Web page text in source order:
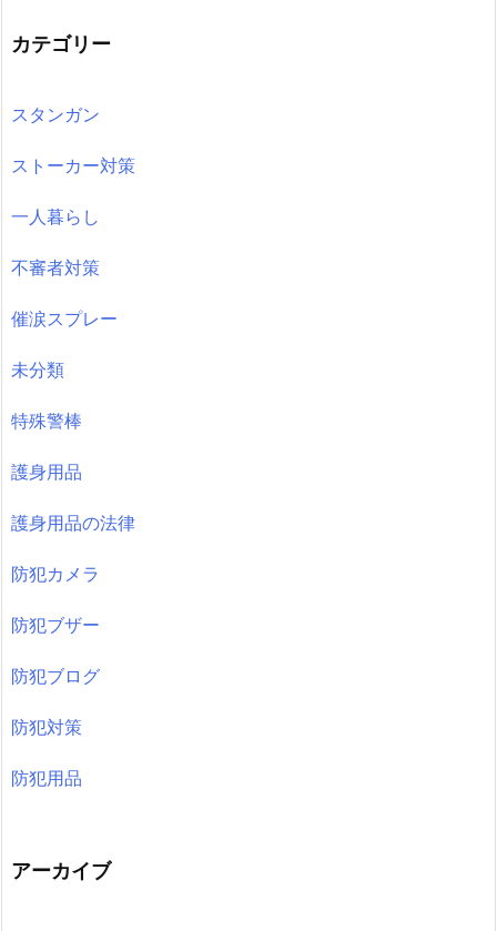
カテゴリー
スタンガン
ストーカー対策
一人暮らし
不審者対策
催涙スプレー
未分類
特殊警棒
護身用品
護身用品の法律
防犯カメラ
防犯ブザー
防犯ブログ
防犯対策
防犯用品
アーカイブ